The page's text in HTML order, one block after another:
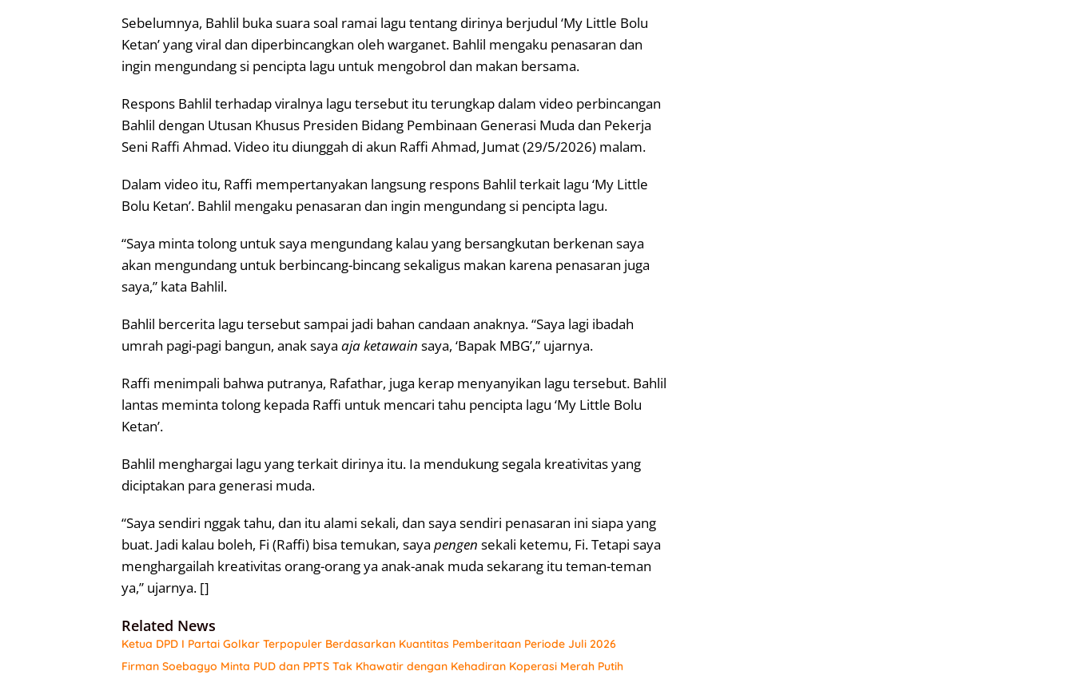
Sebelumnya, Bahlil buka suara soal ramai lagu tentang dirinya berjudul ‘My Little Bolu
Ketan’ yang viral dan diperbincangkan oleh warganet. Bahlil mengaku penasaran dan
ingin mengundang si pencipta lagu untuk mengobrol dan makan bersama.
Respons Bahlil terhadap viralnya lagu tersebut itu terungkap dalam video perbincangan
Bahlil dengan Utusan Khusus Presiden Bidang Pembinaan Generasi Muda dan Pekerja
Seni Raffi Ahmad. Video itu diunggah di akun Raffi Ahmad, Jumat (29/5/2026) malam.
Dalam video itu, Raffi mempertanyakan langsung respons Bahlil terkait lagu ‘My Little
Bolu Ketan’. Bahlil mengaku penasaran dan ingin mengundang si pencipta lagu.
“Saya minta tolong untuk saya mengundang kalau yang bersangkutan berkenan saya
akan mengundang untuk berbincang-bincang sekaligus makan karena penasaran juga
saya,” kata Bahlil.
Bahlil bercerita lagu tersebut sampai jadi bahan candaan anaknya. “Saya lagi ibadah
umrah pagi-pagi bangun, anak saya aja ketawain saya, ‘Bapak MBG’,” ujarnya.
Raffi menimpali bahwa putranya, Rafathar, juga kerap menyanyikan lagu tersebut. Bahlil
lantas meminta tolong kepada Raffi untuk mencari tahu pencipta lagu ‘My Little Bolu
Ketan’.
Bahlil menghargai lagu yang terkait dirinya itu. Ia mendukung segala kreativitas yang
diciptakan para generasi muda.
“Saya sendiri nggak tahu, dan itu alami sekali, dan saya sendiri penasaran ini siapa yang
buat. Jadi kalau boleh, Fi (Raffi) bisa temukan, saya pengen sekali ketemu, Fi. Tetapi saya
menghargailah kreativitas orang-orang ya anak-anak muda sekarang itu teman-teman
ya,” ujarnya. []
Related News
Ketua DPD I Partai Golkar Terpopuler Berdasarkan Kuantitas Pemberitaan Periode Juli 2026
Firman Soebagyo Minta PUD dan PPTS Tak Khawatir dengan Kehadiran Koperasi Merah Putih